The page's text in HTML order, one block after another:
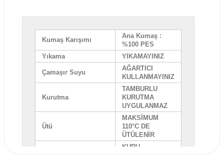
Kumaş Karışımı
Ana Kumaş :
%100 PES
Yıkama
YIKAMAYINIZ
Çamaşır Suyu
AĞARTICI
KULLANMAYINIZ
Kurutma
TAMBURLU
KURUTMA
UYGULANMAZ
Ütü
MAKSİMUM
110°C DE
ÜTÜLENİR
KURU